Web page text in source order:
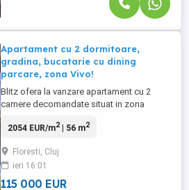
Apartament cu 2 dormitoare,
gradina, bucatarie cu dining
parcare, zona Vivo!
Blitz ofera la vanzare apartament cu 2
camere decomandate situat in zona
este situat la parterul unui imobil cu 5
utila este de 56 mp, compartimentarea
este decomandata si se prezinta astfel:
hol, dormitor, living, bucatarie ...
2054 EUR/m2| 56 m2
Floresti, Cluj
ieri 16:01
115 000 EUR